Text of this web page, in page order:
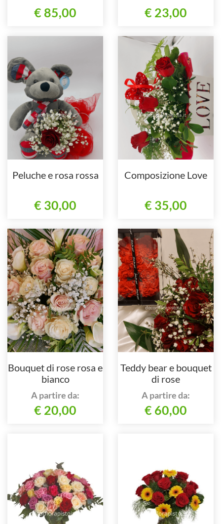
€ 85,00 € 23,00
Peluche e rosa rossa
€ 30,00
Composizione Love
€ 35,00
Bouquet di rose rosa e
bianco
A partire da:
€ 20,00
Teddy bear e bouquet
di rose
A partire da:
€ 60,00